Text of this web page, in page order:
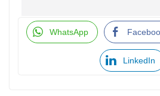
WhatsApp
LinkedIn